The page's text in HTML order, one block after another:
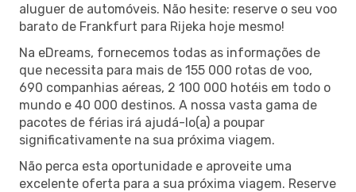
aluguer de automóveis. Não hesite: reserve o seu voo
barato de Frankfurt para Rijeka hoje mesmo!
Na eDreams, fornecemos todas as informações de
que necessita para mais de 155 000 rotas de voo,
690 companhias aéreas, 2 100 000 hotéis em todo o
mundo e 40 000 destinos. A nossa vasta gama de
pacotes de férias irá ajudá-lo(a) a poupar
significativamente na sua próxima viagem.
Não perca esta oportunidade e aproveite uma
excelente oferta para a sua próxima viagem. Reserve